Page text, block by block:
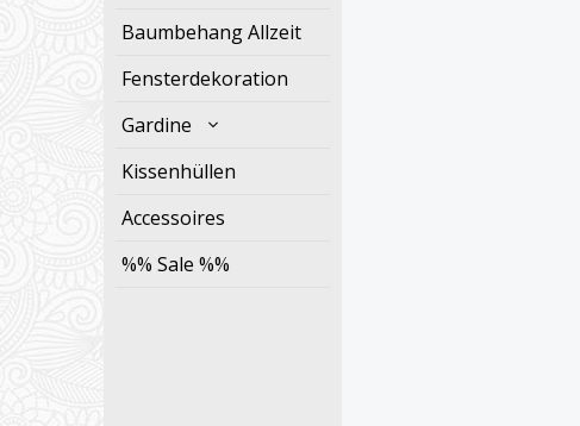
Baumbehang Allzeit
Fensterdekoration
Gardine
Kissenhüllen
Accessoires
%% Sale %%